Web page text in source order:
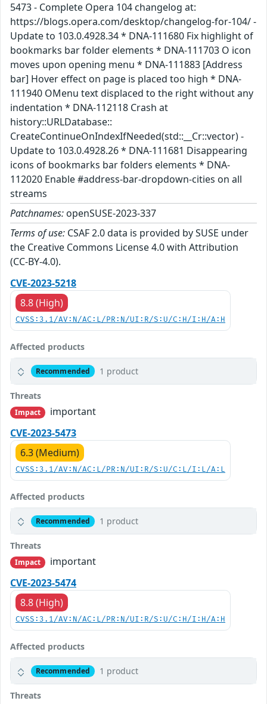
5473 - Complete Opera 104 changelog at:
https://blogs.opera.com/desktop/changelog-for-104/ -
Update to 103.0.4928.34 * DNA-111680 Fix highlight of
bookmarks bar folder elements * DNA-111703 O icon
moves upon opening menu * DNA-111883 [Address
bar] Hover effect on page is placed too high * DNA-
111940 OMenu text displaced to the right without any
indentation * DNA-112118 Crash at
history::URLDatabase::
CreateContinueOnIndexIfNeeded(std::__Cr::vector) -
Update to 103.0.4928.26 * DNA-111681 Disappearing
icons of bookmarks bar folders elements * DNA-
112020 Enable #address-bar-dropdown-cities on all
streams
Patchnames: openSUSE-2023-337
Terms of use: CSAF 2.0 data is provided by SUSE under
the Creative Commons License 4.0 with Attribution
(CC-BY-4.0).
CVE-2023-5218
8.8 (High)
CVSS:3.1/AV:N/AC:L/PR:N/UI:R/S:U/C:H/I:H/A:H
Affected products
Recommended 1 product
Threats
Impact
important
CVE-2023-5473
6.3 (Medium)
CVSS:3.1/AV:N/AC:L/PR:N/UI:R/S:U/C:L/I:L/A:L
Affected products
Recommended 1 product
Threats
Impact
important
CVE-2023-5474
8.8 (High)
CVSS:3.1/AV:N/AC:L/PR:N/UI:R/S:U/C:H/I:H/A:H
Affected products
Recommended 1 product
Threats